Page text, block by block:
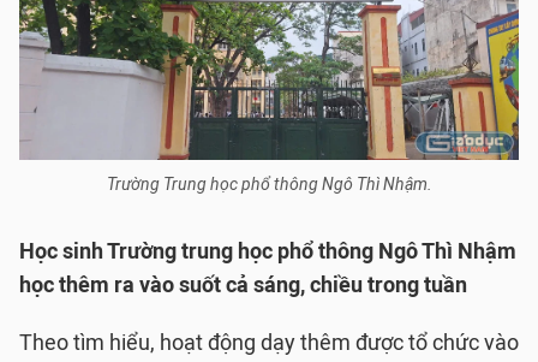
Trường Trung học phổ thông Ngô Thì Nhậm.
Học sinh Trường trung học phổ thông Ngô Thì Nhậm
học thêm ra vào suốt cả sáng, chiều trong tuần
Theo tìm hiểu, hoạt động dạy thêm được tổ chức vào